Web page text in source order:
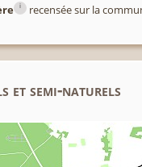
i recensée sur la
et semi-naturels